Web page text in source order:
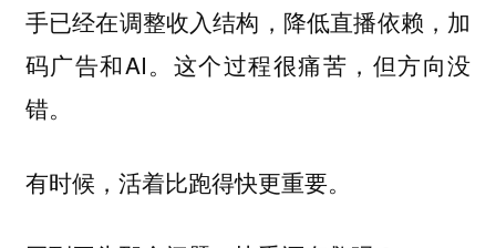
手已经在调整收入结构，降低直播依赖，加
码广告和AI。这个过程很痛苦，但方向没
错。
有时候，活着比跑得快更重要。